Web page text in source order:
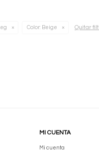
Color: Beige Quitar
MI CUENTA
Mi cuenta